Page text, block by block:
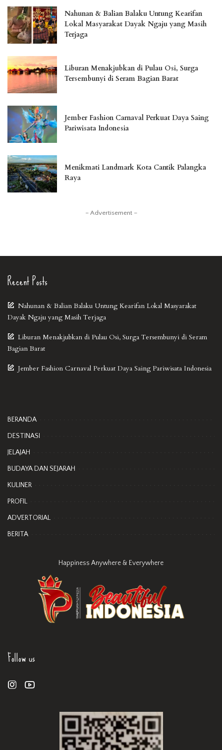
Nahunan & Balian Balaku Untung Kearifan
Lokal Masyarakat Dayak Ngaju yang Masih
Terjaga
Liburan Menakjubkan di Pulau Osi, Surga
Tersembunyi di Seram Bagian Barat
Jember Fashion Carnaval Perkuat Daya Saing
Pariwisata Indonesia
Menikmati Landmark Kota Cantik Palangka
Raya
– Advertisement –
Recent Posts
Nahunan & Balian Balaku Untung Kearifan Lokal Masyarakat
Dayak Ngaju yang Masih Terjaga
Liburan Menakjubkan di Pulau Osi, Surga Tersembunyi di Seram
Bagian Barat
Jember Fashion Carnaval Perkuat Daya Saing Pariwisata Indonesia
BERANDA
DESTINASI
JELAJAH
BUDAYA DAN SEJARAH
KULINER
PROFIL
ADVERTORIAL
BERITA
Happiness Anywhere & Everywhere
Follow us